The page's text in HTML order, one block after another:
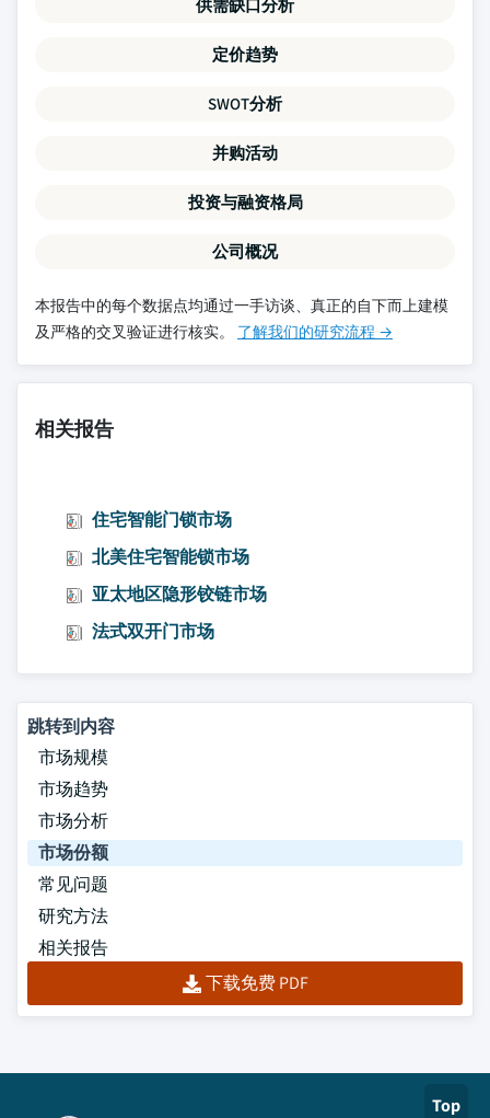
供需缺口分析
定价趋势
SWOT分析
并购活动
投资与融资格局
公司概况
本报告中的每个数据点均通过一手访谈、真正的自下而上建模
及严格的交叉验证进行核实。 了解我们的研究流程 →
相关报告
住宅智能门锁市场
北美住宅智能锁市场
亚太地区隐形铰链市场
法式双开门市场
跳转到内容
市场规模
市场趋势
市场分析
市场份额
常见问题
研究方法
相关报告
下载免费 PDF
Top